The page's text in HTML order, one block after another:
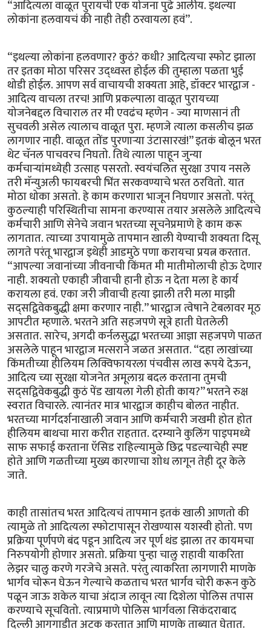
“आदित्यला वाळूत पुरायची एक योजना पुढे आलीय. इथल्या
लोकांना हलवायचं की नाही तेही ठरवायला हवं”.
“इथल्या लोकांना हलवणार? कुठं? कधी? आदित्यचा स्फोट झाला
तर इतका मोठा परिसर उद्ध्वस्त होईल की तुम्हाला पळता भुई
थोडी होईल. आपण सर्व वाचायची शक्यता आहे, डॉक्टर भारद्वाज -
आदित्य वाचला तरच! आणि प्रकल्पाला वाळूत पुरायच्या
योजनेबद्दल विचाराल तर मी एवढंच म्हणेन - ज्या माणसानं ती
सुचवली असेल त्यालाच वाळूत पुरा. म्हणजे त्याला कसलीच झळ
लागणार नाही. वाळूत तोंड पुरणार्‍या उंटासारखं!” इतकं बोलून भरत
थेट चॅनल पाचवरच निघतो. तिथे त्याला पाहून जुन्या
कर्मचार्‍यांमध्येही उत्साह पसरतो. स्वयंचलित सुरक्षा उपाय नसले
तरी मॅन्युअली फायबरची भिंत सरकवण्याचे भरत ठरवितो. यात
मोठा धोका असतो. हे काम करणारा भाजून निघणार असतो. परंतू
कुठल्याही परिस्थितीचा सामना करण्यास तयार असलेले आदित्यचे
कर्मचारी आणि सेनेचे जवान भरतच्या सूचनेप्रमाणे हे काम करू
लागतात. त्याच्या उपायामुळे तापमान खाली येण्याची शक्यता दिसू
लागते परंतू भारद्वाज इथेही आडमुठे पणा करायचा प्रयत्न करतात.
“आपल्या जवानांच्या जीवनाची किंमत मी मातीमोलाची होऊ देणार
नाही. शक्यतो एकाही जीवाची हानी होऊ न देता मला हे कार्य
करायला हवं. एका जरी जीवाची हत्या झाली तरी मला माझी
सद्सद्विवेकबुद्धी क्षमा करणार नाही.” भारद्वाज त्वेषाने टेबलावर मूठ
आपटीत म्हणाले. भरतने अति सहजपणे सूत्रे हाती घेतलेली
असतात. सारेच, अगदी कर्नलसुद्धा भरतच्या आज्ञा सहजपणे पाळत
असलेले पाहून भारद्वाज मत्सराने जळत असतात. “दहा लाखांच्या
किंमतीच्या हीलियम लिक्विफायरला पंचवीस लाख रूपये देऊन,
आदित्य च्या सुरक्षा योजनेत अमूलाग्र बदल करताना तुमची
सद्सद्विवेकबुद्धी कुठं पेंड खायला गेली होती काय?” भरतने रुक्ष
स्वरात विचारले. त्यानंतर मात्र भारद्वाज काहीच बोलत नाहीत.
भरतच्या मार्गदर्शनाखाली जवान आणि कर्मचारी जखमी होत होत
हीलियम बाथचा मारा करीत राहतात. दरम्याने कुलिंग पाइपमध्ये
साफ सफाई करताना ऍसिड राहिल्यामुळे छिद्र पडल्याचेही स्पष्ट
होते आणि गळतीच्या मुख्य कारणाचा शोध लागून तेही दूर केले
जाते.
काही तासांतच भरत आदित्यचं तापमान इतकं खाली आणतो की
त्यामुळे तो आदित्यला स्फोटापासून रोखण्यास यशस्वी होतो. पण
प्रक्रिया पूर्णपणे बंद पडून आदित्य जर पूर्ण थंड झाला तर कायमचा
निरुपयोगी होणार असतो. प्रक्रिया पुन्हा चालु राहावी याकरिता
लेझर चालु करणे गरजेचे असते. परंतु त्याकरिता लागणारी माणके
भार्गव चोरून घेऊन गेल्याचे कळताच भरत भार्गव चोरी करून कुठे
पळून जाऊ शकेल याचा अंदाज लावून त्या दिशेला पोलिस तपास
करण्याचे सूचवितो. त्याप्रमाणे पोलिस भार्गवला सिकंदराबाद
दिल्ली आगगाडीत अटक करतात आणि माणके ताब्यात घेतात.